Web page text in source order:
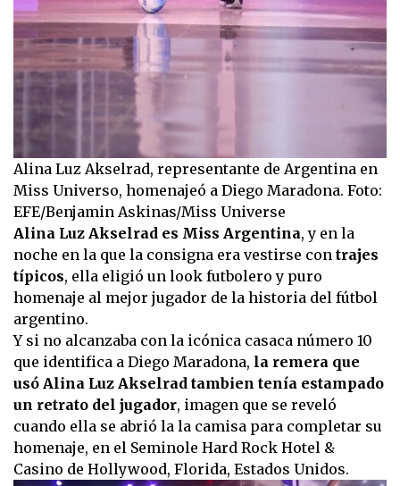
Alina Luz Akselrad, representante de Argentina en
Miss Universo, homenajeó a Diego Maradona. Foto:
EFE/Benjamin Askinas/Miss Universe
Alina Luz Akselrad es Miss Argentina, y en la
noche en la que la consigna era vestirse con trajes
típicos, ella eligió un look futbolero y puro
homenaje al mejor jugador de la historia del fútbol
argentino.
Y si no alcanzaba con la icónica casaca número 10
que identifica a Diego Maradona, la remera que
usó Alina Luz Akselrad tambien tenía estampado
un retrato del jugador, imagen que se reveló
cuando ella se abrió la la camisa para completar su
homenaje, en el Seminole Hard Rock Hotel &
Casino de Hollywood, Florida, Estados Unidos.